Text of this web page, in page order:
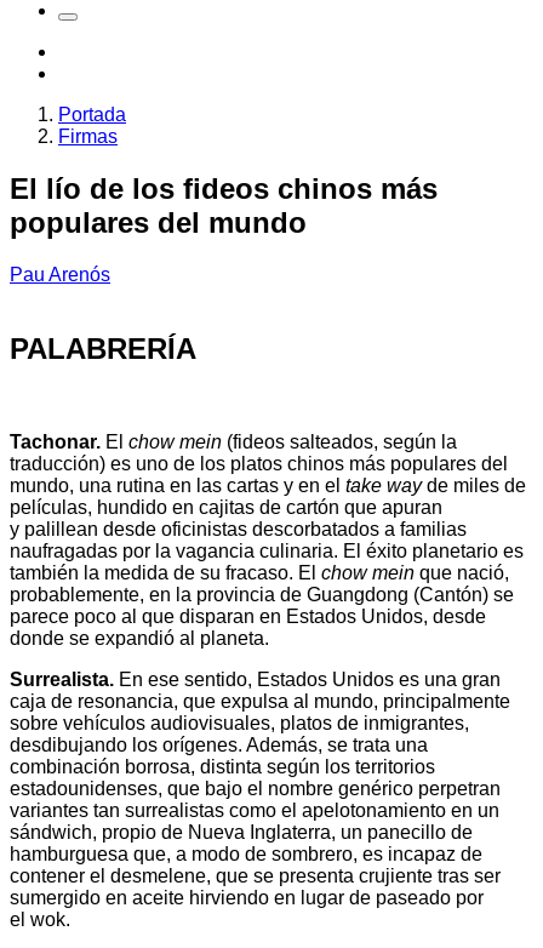
Portada
Firmas
El lío de los fideos chinos más
populares del mundo
Pau Arenós
PALABRERÍA
Tachonar. El chow mein (fideos salteados, según la
traducción) es uno de los platos chinos más populares del
mundo, una rutina en las cartas y en el take wayde miles de
películas, hundido en cajitas de cartón que apuran
y palillean desde oficinistas descorbatados a familias
naufragadas por la vagancia culinaria. El éxito planetario es
también la medida de su fracaso. El chow mein que nació,
probablemente, en la provincia de Guangdong (Cantón) se
parece poco al que disparan en Estados Unidos, desde
donde se expandió al planeta.
Surrealista. En ese sentido, Estados Unidos es una gran
caja de resonancia, que expulsa al mundo, principalmente
sobre vehículos audiovisuales, platos de inmigrantes,
desdibujando los orígenes. Además, se trata una
combinación borrosa, distinta según los territorios
estadounidenses, que bajo el nombre genérico perpetran
variantes tan surrealistas como el apelotonamiento en un
sándwich, propio de Nueva Inglaterra, un panecillo de
hamburguesa que, a modo de sombrero, es incapaz de
contener el desmelene, que se presenta crujiente tras ser
sumergido en aceite hirviendo en lugar de paseado por
el wok.